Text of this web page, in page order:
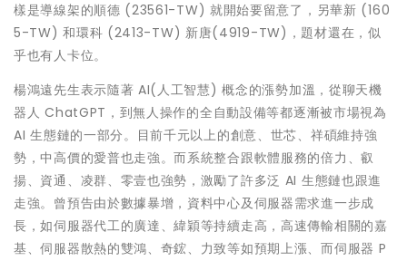
樣是導線架的順德 (23561-TW) 就開始要留意了，另華新 (160
5-TW) 和環科 (2413-TW) 新唐(4919-TW)，題材還在，似
乎也有人卡位。
楊鴻遠先生表示隨著 AI(人工智慧) 概念的漲勢加溫，從聊天機
器人 ChatGPT，到無人操作的全自動設備等都逐漸被市場視為
AI 生態鏈的一部分。目前千元以上的創意、世芯、祥碩維持強
勢，中高價的愛普也走強。而系統整合跟軟體服務的倍力、叡
揚、資通、凌群、零壹也強勢，激勵了許多泛 AI 生態鏈也跟進
走強。曾預告由於數據暴增，資料中心及伺服器需求進一步成
長，如伺服器代工的廣達、緯穎等持續走高，高速傳輸相關的嘉
基、伺服器散熱的雙鴻、奇鋐、力致等如預期上漲、而伺服器 P